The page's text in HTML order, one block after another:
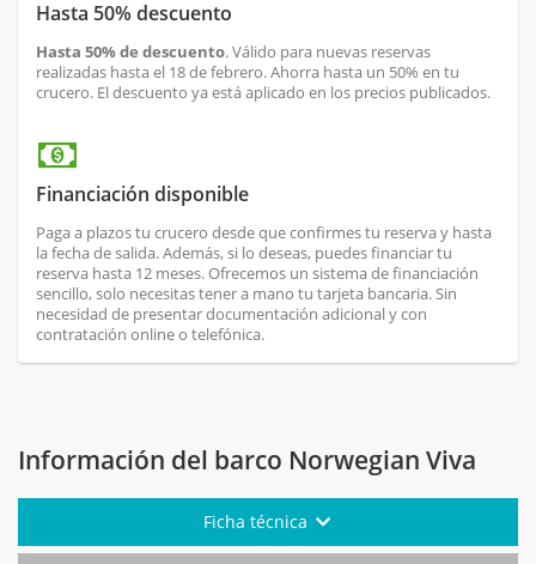
Hasta 50% descuento
Hasta 50% de descuento. Válido para nuevas reservas
realizadas hasta el 18 de febrero. Ahorra hasta un 50% en tu
crucero. El descuento ya está aplicado en los precios publicados.
Financiación disponible
Paga a plazos tu crucero desde que confirmes tu reserva y hasta
la fecha de salida. Además, si lo deseas, puedes financiar tu
reserva hasta 12 meses. Ofrecemos un sistema de financiación
sencillo, solo necesitas tener a mano tu tarjeta bancaria. Sin
necesidad de presentar documentación adicional y con
contratación online o telefónica.
Información del barco Norwegian Viva
Ficha técnica